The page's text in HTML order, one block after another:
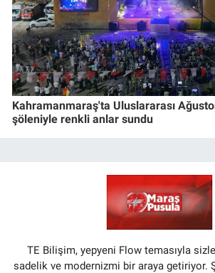
Kahramanmaraş'ta Uluslararası
şöleniyle renkli anlar sundu
TE Bilişim, yepyeni Flow temasıyla
sadelik ve modernizmi bir araya getiriyor.